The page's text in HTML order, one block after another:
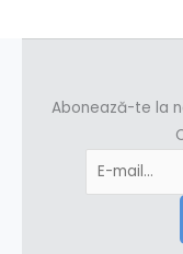
Abonează-te la